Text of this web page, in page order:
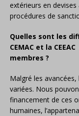
extérieurs en
procédures de
Quelles sont les
CEMAC et la
membres ?
Malgré les
variées. Nous
financement de ces
humaines,